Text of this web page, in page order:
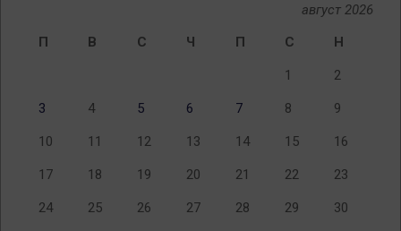
август 2026
П
В С Ч П С Н
1 2
3 4 5 6 7 8 9
10 11 12 13 14 15 16
17 18 19 20 21 22 23
24 25 26 27 28 29 30